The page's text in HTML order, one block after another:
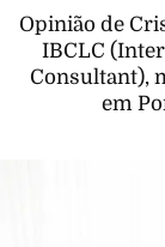
Opinião de
IBCLC
Consultant),
em